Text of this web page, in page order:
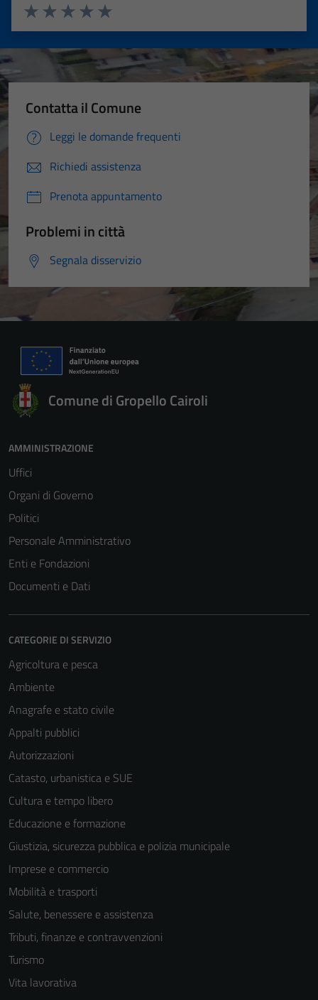
Valuta 5 stelle su 5
Valuta 4 stelle su 5
Valuta 3 stelle su 5
Valuta 2 stelle su 5
Valuta 1 stelle su 5
Contatta il Comune
Leggi le domande frequenti
Richiedi assistenza
Prenota appuntamento
Problemi in città
Segnala disservizio
Comune di Gropello Cairoli
AMMINISTRAZIONE
Uffici
Organi di Governo
Politici
Personale Amministrativo
Enti e Fondazioni
Documenti e Dati
CATEGORIE DI SERVIZIO
Agricoltura e pesca
Ambiente
Anagrafe e stato civile
Appalti pubblici
Autorizzazioni
Catasto, urbanistica e SUE
Cultura e tempo libero
Educazione e formazione
Giustizia, sicurezza pubblica e polizia municipale
Imprese e commercio
Mobilità e trasporti
Salute, benessere e assistenza
Tributi, finanze e contravvenzioni
Turismo
Vita lavorativa